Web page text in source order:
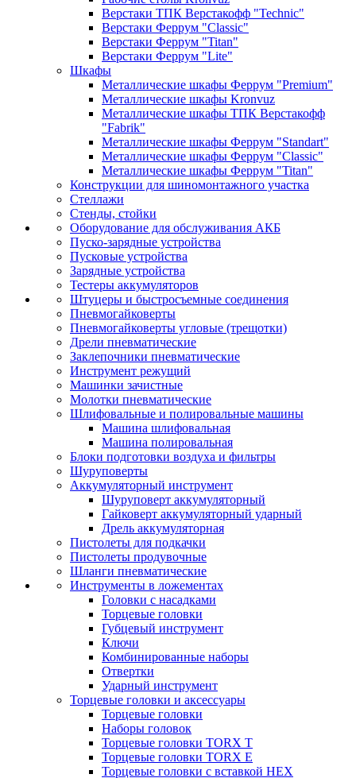
Верстаки ТПК Верстакофф "Technic"
Верстаки Феррум "Classic"
Верстаки Феррум "Titan"
Верстаки Феррум "Lite"
Шкафы
Металлические шкафы Феррум "Premium"
Металлические шкафы Kronvuz
Металлические шкафы ТПК Верстакофф
"Fabrik"
Металлические шкафы Феррум "Standart"
Металлические шкафы Феррум "Classic"
Металлические шкафы Феррум "Titan"
Конструкции для шиномонтажного участка
Стеллажи
Стенды, стойки
Оборудование для обслуживания АКБ
Пуско-зарядные устройства
Пусковые устройства
Зарядные устройства
Тестеры аккумуляторов
Штуцеры и быстросъемные соединения
Пневмогайковерты
Пневмогайковерты угловые (трещотки)
Дрели пневматические
Заклепочники пневматические
Инструмент режущий
Машинки зачистные
Молотки пневматические
Шлифовальные и полировальные машины
Машина шлифовальная
Машина полировальная
Блоки подготовки воздуха и фильтры
Шуруповерты
Аккумуляторный инструмент
Шуруповерт аккумуляторный
Гайковерт аккумуляторный ударный
Дрель аккумуляторная
Пистолеты для подкачки
Пистолеты продувочные
Шланги пневматические
Инструменты в ложементах
Головки с насадками
Торцевые головки
Губцевый инструмент
Ключи
Комбинированные наборы
Отвертки
Ударный инструмент
Торцевые головки и аксессуары
Торцевые головки
Наборы головок
Торцевые головки TORX T
Торцевые головки TORX Е
Торцевые головки с вставкой HEX